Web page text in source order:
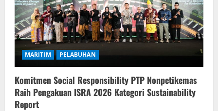
MARITIM PELABUHAN
Komitmen Social Responsibility PTP Nonpetikemas
Raih Pengakuan ISRA 2026 Kategori Sustainability
Report